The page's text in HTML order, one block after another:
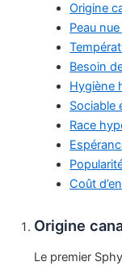
Origine
Peau
Besoin
Hygiène
Sociable
Race
Coût
Origine
Le premier